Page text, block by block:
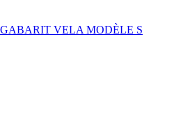
VELA MODÈLE S